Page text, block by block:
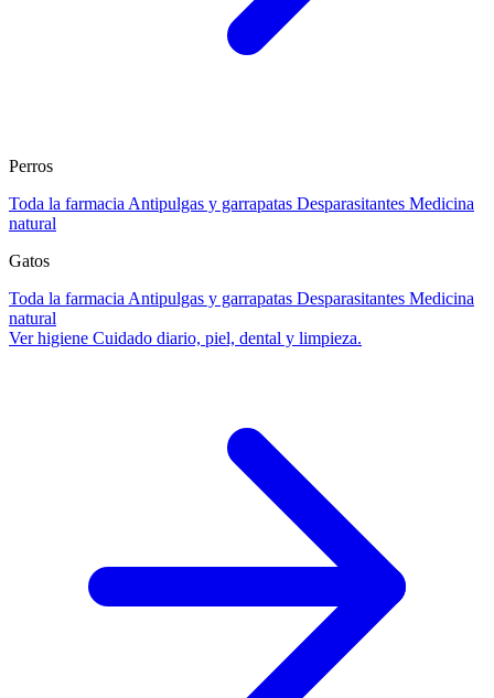
Perros
Toda la farmacia Antipulgas y garrapatas Desparasitantes Medicina
natural
Gatos
Toda la farmacia Antipulgas y garrapatas Desparasitantes Medicina
natural
Ver higiene Cuidado diario, piel, dental y limpieza.